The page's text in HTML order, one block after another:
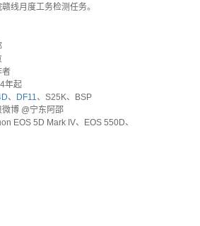
线月度工务检测任务。
者
年起
、 DF11、S25K、BSP
博 @宁东阿邵
EOS 5D Mark IV、EOS 550D、